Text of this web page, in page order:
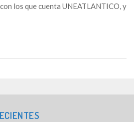
los que cuenta UNEATLANTICO, y